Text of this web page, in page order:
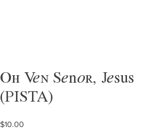
Oh Ven Señor, Jesús
(PISTA)
$10.00